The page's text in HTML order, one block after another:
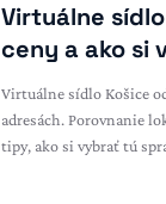
Virtuálne
ceny a ako si
Virtuálne sídlo Košice
adresách. Porovnanie
tipy, ako si vybrať tú